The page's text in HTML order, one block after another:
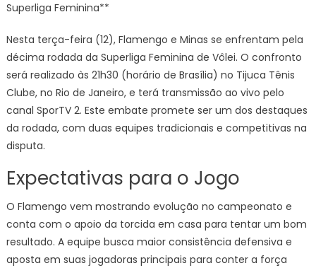
e
ao
Superliga Feminina**
Nesta terça-feira (12), Flamengo e Minas se enfrentam pela
décima rodada da Superliga Feminina de Vôlei. O confronto
será realizado às 21h30 (horário de Brasília) no Tijuca Tênis
Clube, no Rio de Janeiro, e terá transmissão ao vivo pelo
canal SporTV 2. Este embate promete ser um dos destaques
da rodada, com duas equipes tradicionais e competitivas na
disputa.
Expectativas para o Jogo
O Flamengo vem mostrando evolução no campeonato e
conta com o apoio da torcida em casa para tentar um bom
resultado. A equipe busca maior consistência defensiva e
aposta em suas jogadoras principais para conter a força